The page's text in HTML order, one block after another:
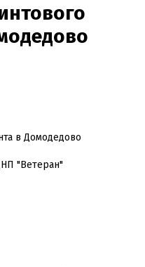
в Домодедово
"Ветеран"